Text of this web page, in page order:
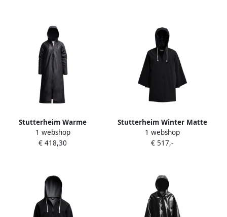
Stutterheim Warme
Knielange A-Lijn Regenjas
Black Dames
1 webshop
€ 418,30
Stutterheim Winter Matte
Regenjas Black Dames
1 webshop
€ 517,-